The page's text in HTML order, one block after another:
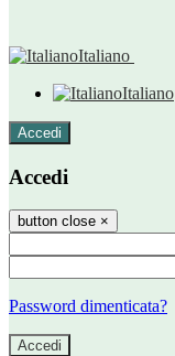
Italiano
Italiano
Accedi
Accedi
button close ×
Password dimenticata?